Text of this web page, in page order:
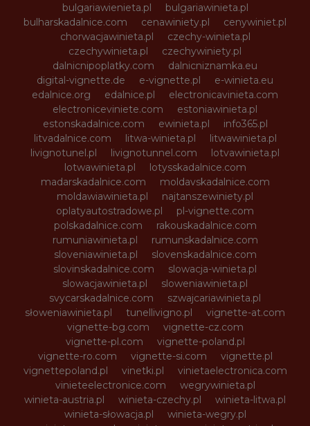
bulgariawienieta.pl
bulgariawinieta.pl
bulharskadalnice.com
cenawiniety.pl
cenywiniet.pl
chorwacjawinieta.pl
czechy-winieta.pl
czechywinieta.pl
czechywiniety.pl
dalnicnipoplatky.com
dalnicniznamka.eu
digital-vignette.de
e-vignette.pl
e-winieta.eu
edalnice.org
edalnice.pl
electronicavinieta.com
electroniceviniete.com
estoniawinieta.pl
estonskadalnice.com
ewinieta.pl
info365.pl
litvadalnice.com
litwa-winieta.pl
litwawinieta.pl
livignotunel.pl
livignotunnel.com
lotvawinieta.pl
lotwawinieta.pl
lotysskadalnice.com
madarskadalnice.com
moldavskadalnice.com
moldawiawinieta.pl
najtanszewiniety.pl
oplatyautostradowe.pl
pl-vignette.com
polskadalnice.com
rakouskadalnice.com
rumuniawinieta.pl
rumunskadalnice.com
sloveniawinieta.pl
slovenskadalnice.com
slovinskadalnice.com
slowacja-winieta.pl
slowacjawinieta.pl
sloweniawinieta.pl
svycarskadalnice.com
szwajcariawinieta.pl
słoweniawinieta.pl
tunellivigno.pl
vignette-at.com
vignette-bg.com
vignette-cz.com
vignette-pl.com
vignette-poland.pl
vignette-ro.com
vignette-si.com
vignette.pl
vignettepoland.pl
vinetki.pl
vinietaelectronica.com
vinieteelectronice.com
wegrywinieta.pl
winieta-austria.pl
winieta-czechy.pl
winieta-litwa.pl
winieta-słowacja.pl
winieta-wegry.pl